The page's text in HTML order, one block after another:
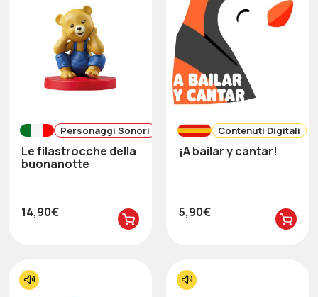
Personaggi Sonori
Le filastrocche della
buonanotte
14,90€
Contenuti Digitali
¡A bailar y cantar!
5,90€